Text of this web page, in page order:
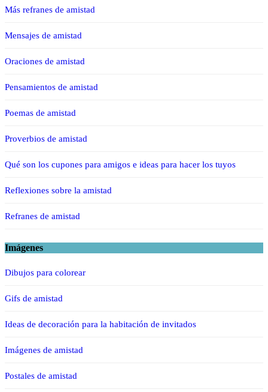
Más refranes de amistad
Mensajes de amistad
Oraciones de amistad
Pensamientos de amistad
Poemas de amistad
Proverbios de amistad
Qué son los cupones para amigos e ideas para hacer los tuyos
Reflexiones sobre la amistad
Refranes de amistad
Imágenes
Dibujos para colorear
Gifs de amistad
Ideas de decoración para la habitación de invitados
Imágenes de amistad
Postales de amistad